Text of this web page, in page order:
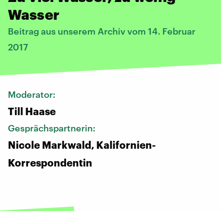
Wasser
Beitrag aus unserem Archiv vom 14. Februar
2017
Moderator:
Till Haase
Gesprächspartnerin:
Nicole Markwald, Kalifornien-
Korrespondentin